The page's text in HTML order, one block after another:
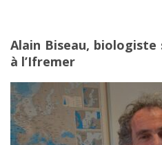
Alain Biseau, biologiste
à l’Ifremer